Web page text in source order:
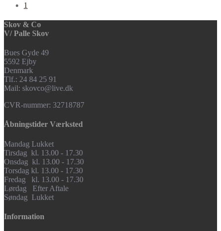
1
Skov & Co
V/ Palle Skov
Bues Gyde 49
5592 Ejby
Denmark
Tlf.: 24 84 25 91
Mail: skovco@live.dk
CVR-nummer: 32718787
Åbningstider Værksted
Mandag Lukket
Tirsdag kl. 13.00 - 17.30
Onsdag kl. 13.00 - 17.30
Torsdag kl. 13.00 - 17.30
Fredag kl. 13.00 - 17.30
Lørdag Efter Aftale
Søndag Lukket
Information